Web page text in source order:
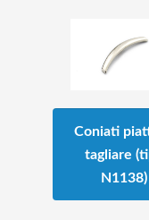
Coniati
tagliare
N1138)